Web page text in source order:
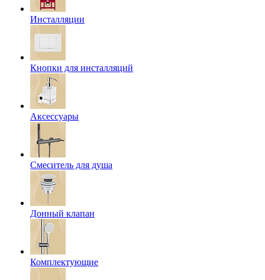
Инсталляции
Кнопки для инсталляций
Аксессуары
Смеситель для душа
Донный клапан
Комплектующие